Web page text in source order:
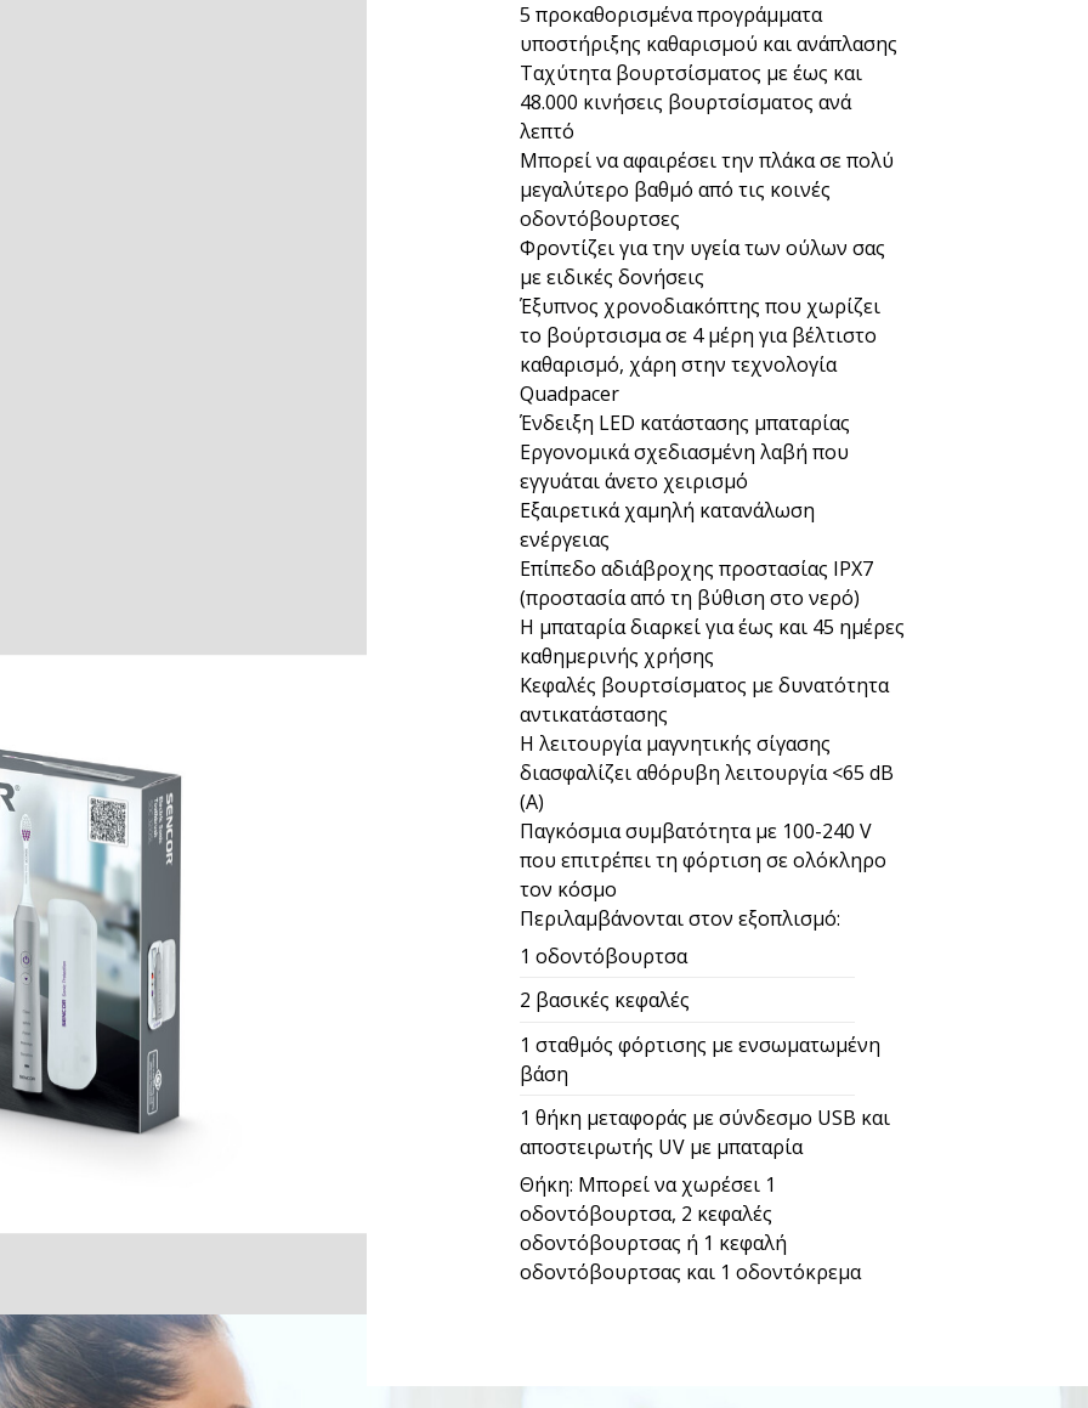
5 προκαθορισμένα προγράμματα
υποστήριξης καθαρισμού και ανάπλασης
Ταχύτητα βουρτσίσματος με έως και
48.000 κινήσεις βουρτσίσματος ανά
λεπτό
Μπορεί να αφαιρέσει την πλάκα σε πολύ
μεγαλύτερο βαθμό από τις κοινές
οδοντόβουρτσες
Φροντίζει για την υγεία των ούλων σας
με ειδικές δονήσεις
Έξυπνος χρονοδιακόπτης που χωρίζει
το βούρτσισμα σε 4 μέρη για βέλτιστο
καθαρισμό, χάρη στην τεχνολογία
Quadpacer
Ένδειξη LED κατάστασης μπαταρίας
Εργονομικά σχεδιασμένη λαβή που
εγγυάται άνετο χειρισμό
Εξαιρετικά χαμηλή κατανάλωση
ενέργειας
Επίπεδο αδιάβροχης προστασίας IPX7
(προστασία από τη βύθιση στο νερό)
Η μπαταρία διαρκεί για έως και 45 ημέρες
καθημερινής χρήσης
Κεφαλές βουρτσίσματος με δυνατότητα
αντικατάστασης
Η λειτουργία μαγνητικής σίγασης
διασφαλίζει αθόρυβη λειτουργία <65 dB
(A)
Παγκόσμια συμβατότητα με 100-240 V
που επιτρέπει τη φόρτιση σε ολόκληρο
τον κόσμο
Περιλαμβάνονται στον εξοπλισμό:
1 οδοντόβουρτσα
2 βασικές κεφαλές
1 σταθμός φόρτισης με ενσωματωμένη
βάση
1 θήκη μεταφοράς με σύνδεσμο USB και
αποστειρωτής UV με μπαταρία
Θήκη: Μπορεί να χωρέσει 1
οδοντόβουρτσα, 2 κεφαλές
οδοντόβουρτσας ή 1 κεφαλή
οδοντόβουρτσας και 1 οδοντόκρεμα